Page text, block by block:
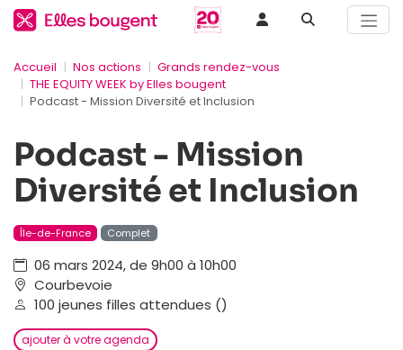
Accueil Nos actions
Grands rendez-vous
THE EQUITY WEEK by Elles bougent
Podcast - Mission Diversité et Inclusion
Podcast - Mission
Diversité et Inclusion
Île-de-France Complet
06 mars 2024, de 9h00 à 10h00
Courbevoie
100 jeunes filles attendues ()
ajouter à votre agenda